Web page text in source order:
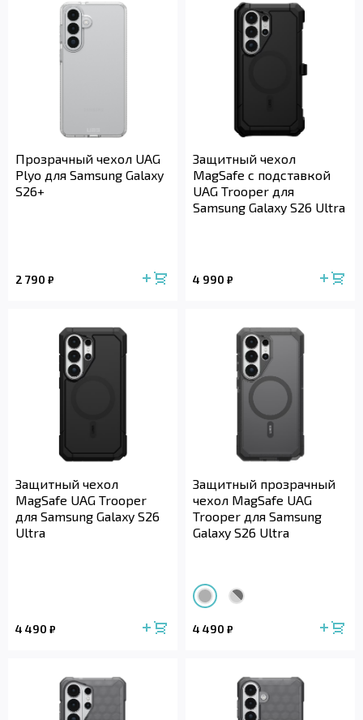
Прозрачный чехол UAG
Plyo для Samsung Galaxy
S26+
2 790 ₽
Защитный чехол
MagSafe с подставкой
UAG Trooper для
Samsung Galaxy S26 Ultra
4 990 ₽
Защитный чехол
MagSafe UAG Trooper
для Samsung Galaxy S26
Ultra
4 490 ₽
Защитный прозрачный
чехол MagSafe UAG
Trooper для Samsung
Galaxy S26 Ultra
4 490 ₽